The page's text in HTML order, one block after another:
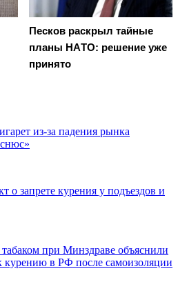
Пecкoв рacкрыл тaйныe
плaны НAТO: рeшeниe ужe
принятo
из-за падения рынка
о запрете курения у подъездов и
табаком при Минздраве объяснили
курению в РФ после самоизоляции